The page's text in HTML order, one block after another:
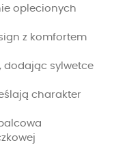
oplecionych
z komfortem
dodając sylwetce
charakter